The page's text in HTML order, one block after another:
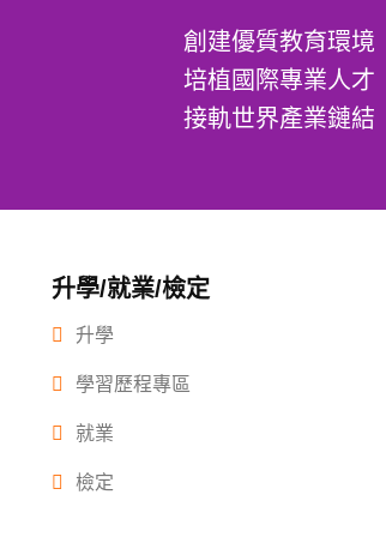
創建優質教育環境
培植國際專業人才
接軌世界產業鏈結
升學/就業/檢定
升學
學習歷程專區
就業
檢定